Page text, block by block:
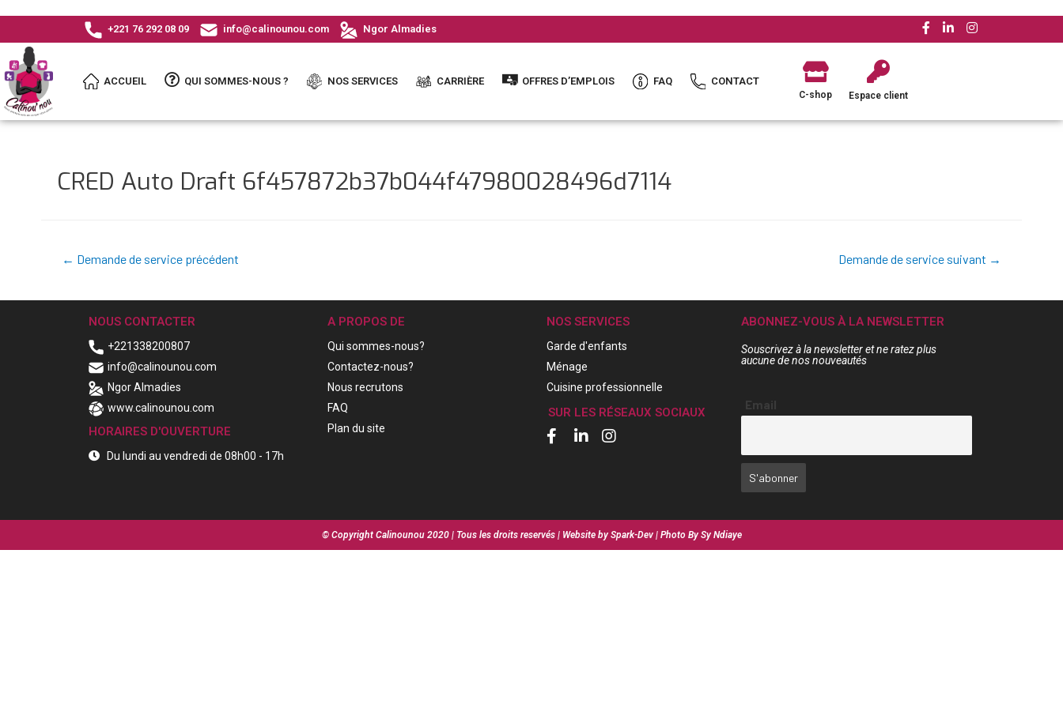
+221 76 292 08 09 info@calinounou.com Ngor Almadies
ACCUEIL QUI SOMMES-NOUS ? NOS SERVICES CARRIÈRE OFFRES D’EMPLOIS FAQ CONTACT
C-shop Espace client
CRED Auto Draft 6f457872b37b044f47980028496d7114
← Demande de service précédent Demande de service suivant →
NOUS CONTACTER
+221338200807
info@calinounou.com
Ngor Almadies
www.calinounou.com
HORAIRES D'OUVERTURE
Du lundi au vendredi de 08h00 - 17h
A PROPOS DE
Qui sommes-nous?
Contactez-nous?
Nous recrutons
FAQ
Plan du site
NOS SERVICES
Garde d'enfants
Ménage
Cuisine professionnelle
SUR LES RÉSEAUX SOCIAUX
ABONNEZ-VOUS À LA NEWSLETTER
Souscrivez à la newsletter et ne ratez plus
aucune de nos nouveautés
Email
© Copyright Calinounou 2020 | Tous les droits reservés | Website by Spark-Dev | Photo By Sy Ndiaye